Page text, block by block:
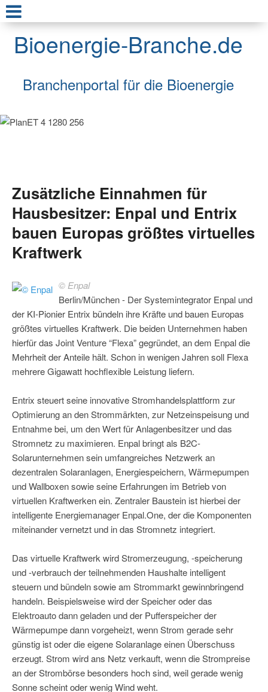
Bioenergie-Branche.de
Branchenportal für die Bioenergie
Zusätzliche Einnahmen für
Hausbesitzer: Enpal und Entrix
bauen Europas größtes virtuelles
Kraftwerk
© Enpal
Berlin/München - Der Systemintegrator Enpal und
der KI-Pionier Entrix bündeln ihre Kräfte und bauen Europas
größtes virtuelles Kraftwerk. Die beiden Unternehmen haben
hierfür das Joint Venture “Flexa” gegründet, an dem Enpal die
Mehrheit der Anteile hält. Schon in wenigen Jahren soll Flexa
mehrere Gigawatt hochflexible Leistung liefern.
Entrix steuert seine innovative Stromhandelsplattform zur
Optimierung an den Strommärkten, zur Netzeinspeisung und
Entnahme bei, um den Wert für Anlagenbesitzer und das
Stromnetz zu maximieren. Enpal bringt als B2C-
Solarunternehmen sein umfangreiches Netzwerk an
dezentralen Solaranlagen, Energiespeichern, Wärmepumpen
und Wallboxen sowie seine Erfahrungen im Betrieb von
virtuellen Kraftwerken ein. Zentraler Baustein ist hierbei der
intelligente Energiemanager Enpal.One, der die Komponenten
miteinander vernetzt und in das Stromnetz integriert.
Das virtuelle Kraftwerk wird Stromerzeugung, -speicherung
und -verbrauch der teilnehmenden Haushalte intelligent
steuern und bündeln sowie am Strommarkt gewinnbringend
handeln. Beispielsweise wird der Speicher oder das
Elektroauto dann geladen und der Pufferspeicher der
Wärmepumpe dann vorgeheizt, wenn Strom gerade sehr
günstig ist oder die eigene Solaranlage einen Überschuss
erzeugt. Strom wird ans Netz verkauft, wenn die Strompreise
an der Strombörse besonders hoch sind, weil gerade wenig
Sonne scheint oder wenig Wind weht.